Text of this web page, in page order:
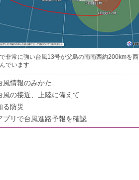
非常に強い台風13号が父島の南南西約200kmを西
でいます
風情報のみかた
風の接近、上陸に備えて
る防災
プリで台風進路予報を確認